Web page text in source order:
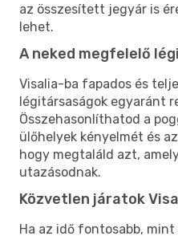
az összesített jegyár is
lehet.
A neked megfelelő
Visalia-ba fapados és
légitársaságok egyaránt
Összehasonlíthatod a
ülőhelyek kényelmét és
hogy megtaláld azt,
utazásodnak.
Közvetlen járatok
Ha az idő fontosabb,